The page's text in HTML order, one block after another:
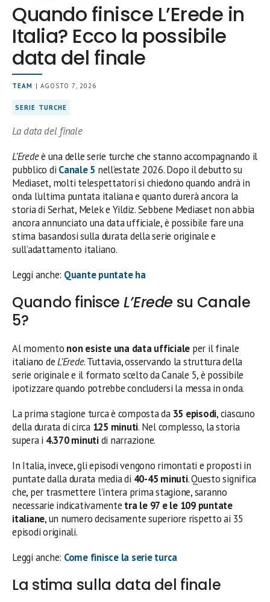
Quando finisce L’Erede in
Italia? Ecco la possibile
data del finale
TEAM | AGOSTO 7, 2026
SERIE TURCHE
La data del finale
L’Eredeè una delle serie turche che stanno accompagnando il
pubblico di Canale 5 nell’estate 2026. Dopo il debutto su
Mediaset, molti telespettatori si chiedono quando andrà in
onda l’ultima puntata italiana e quanto durerà ancora la
storia di Serhat, Melek e Yildiz. Sebbene Mediaset non abbia
ancora annunciato una data ufficiale, è possibile fare una
stima basandosi sulla durata della serie originale e
sull’adattamento italiano.
Leggi anche: Quante puntate ha
Quando finisce L’Erede su Canale
5?
Al momento non esiste una data ufficiale per il finale
italiano deL’Erede. Tuttavia, osservando la struttura della
serie originale e il formato scelto da Canale 5, è possibile
ipotizzare quando potrebbe concludersi la messa in onda.
La prima stagione turca è composta da 35 episodi, ciascuno
della durata di circa 125 minuti. Nel complesso, la storia
supera i 4.370 minutidi narrazione.
In Italia, invece, gli episodi vengono rimontati e proposti in
puntate dalla durata media di 40-45 minuti. Questo significa
che, per trasmettere l’intera prima stagione, saranno
necessarie indicativamente tra le 97 e le 109 puntate
italiane, un numero decisamente superiore rispetto ai 35
episodi originali.
Leggi anche: Come finisce la serie turca
La stima sulla data del finale